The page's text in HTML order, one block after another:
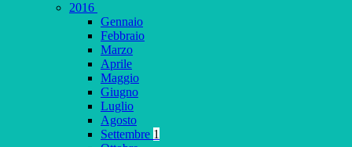
2016
Gennaio
Febbraio
Marzo
Aprile
Maggio
Giugno
Luglio
Agosto
Settembre 1